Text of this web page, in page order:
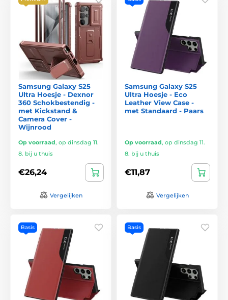
Samsung Galaxy S25
Ultra Hoesje - Dexnor
360 Schokbestendig -
met Kickstand &
Camera Cover -
Wijnrood
Op voorraad, op dinsdag 11.
8. bij u thuis
€26,24
Vergelijken
Samsung Galaxy S25
Ultra Hoesje - Eco
Leather View Case -
met Standaard - Paars
Op voorraad, op dinsdag 11.
8. bij u thuis
€11,87
Vergelijken
Basis Basis